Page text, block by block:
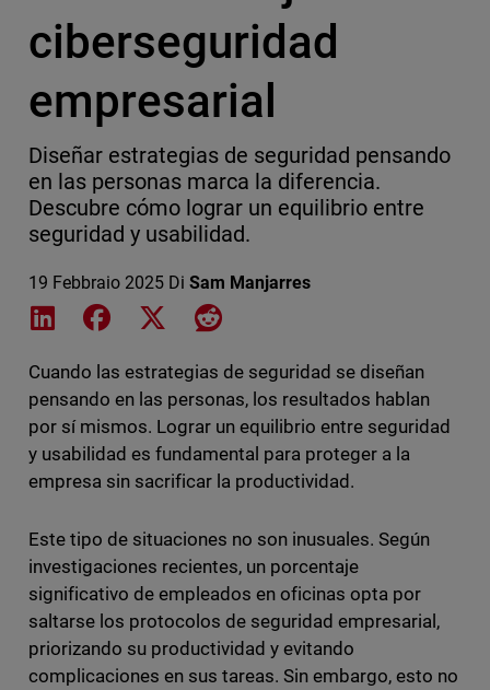
ciberseguridad
empresarial
Diseñar estrategias de seguridad pensando
en las personas marca la diferencia.
Descubre cómo lograr un equilibrio entre
seguridad y usabilidad.
19 Febbraio 2025 Di Sam Manjarres
Share on LinkedIn
Share on Facebook
Share on XShare on Reddit
Cuando las estrategias de seguridad se diseñan
pensando en las personas, los resultados hablan
por sí mismos. Lograr un equilibrio entre seguridad
y usabilidad es fundamental para proteger a la
empresa sin sacrificar la productividad.
Este tipo de situaciones no son inusuales. Según
investigaciones recientes, un porcentaje
significativo de empleados en oficinas opta por
saltarse los protocolos de seguridad empresarial,
priorizando su productividad y evitando
complicaciones en sus tareas. Sin embargo, esto no